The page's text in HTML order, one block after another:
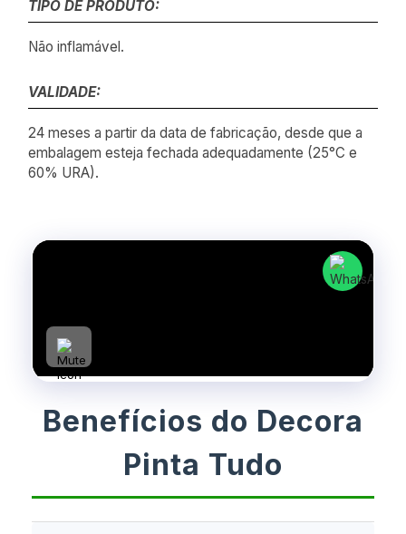
TIPO DE PRODUTO:
Não inflamável.
VALIDADE:
24 meses a partir da data de fabricação, desde que a
embalagem esteja fechada adequadamente (25°C e
60% URA).
Benefícios do Decora
Pinta Tudo